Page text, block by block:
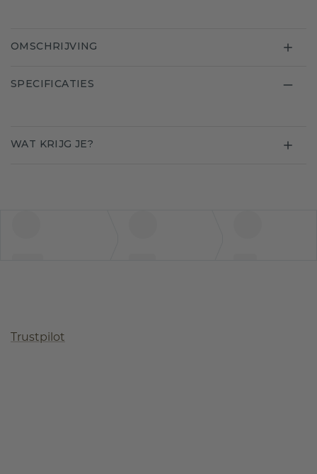
OMSCHRIJVING
SPECIFICATIES
WAT KRIJG JE?
Trustpilot